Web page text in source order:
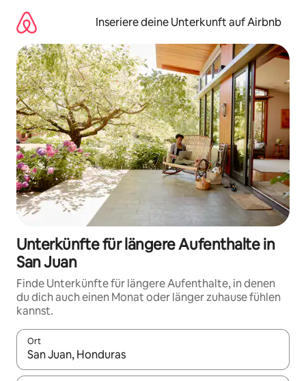
Inhalten
springen
Inseriere deine Unterkunft auf Airbnb
Unterkünfte für längere Aufenthalte in
San Juan
Finde Unterkünfte für längere Aufenthalte, in denen
du dich auch einen Monat oder länger zuhause fühlen
kannst.
Ort
Wenn Ergebnisse verfügbar sind, navigiere mit den